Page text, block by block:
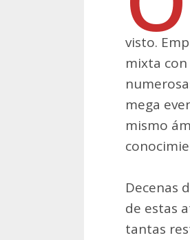
visto.
mixta
mega
mismo
Decenas
de estas
tantas